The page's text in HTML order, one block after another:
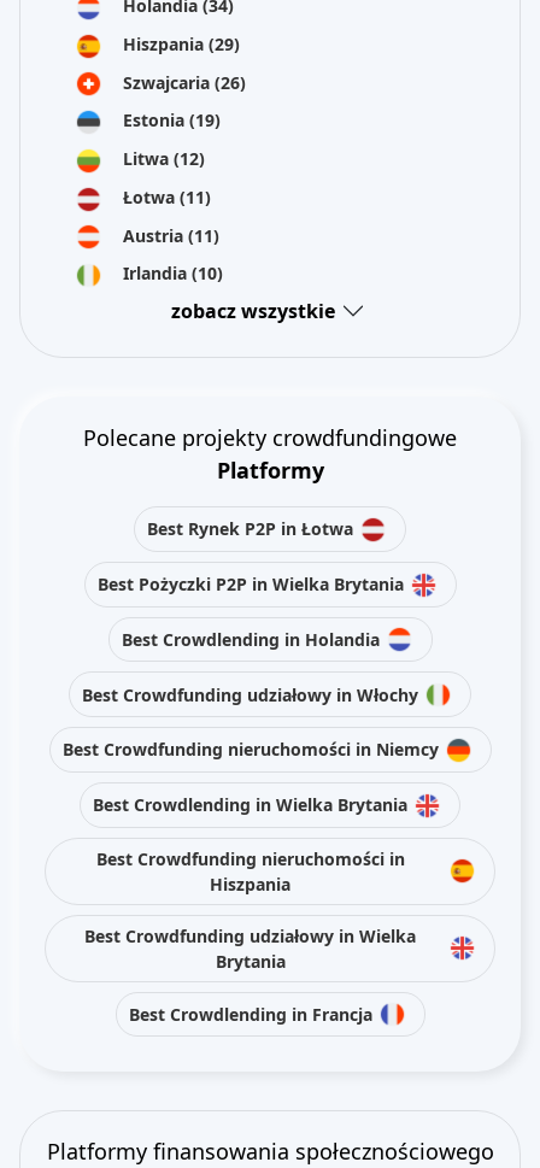
Holandia (34)
Hiszpania (29)
Szwajcaria (26)
Estonia (19)
Litwa (12)
Łotwa (11)
Austria (11)
Irlandia (10)
zobacz wszystkie
Polecane projekty crowdfundingowe
Platformy
Best Rynek P2P in Łotwa
Best Pożyczki P2P in Wielka Brytania
Best Crowdlending in Holandia
Best Crowdfunding udziałowy in Włochy
Best Crowdfunding nieruchomości in Niemcy
Best Crowdlending in Wielka Brytania
Best Crowdfunding nieruchomości in
Hiszpania
Best Crowdfunding udziałowy in Wielka
Brytania
Best Crowdlending in Francja
Platformy finansowania społecznościowego